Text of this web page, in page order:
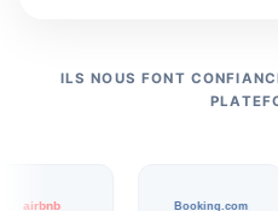
ILS NOUS FONT
airbnb Booking.com